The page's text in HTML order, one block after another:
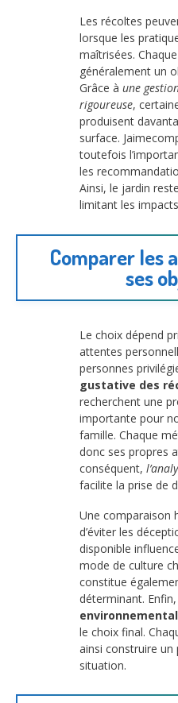
Les récoltes
lorsque les
maîtrisées.
généralement un
Grâce à une
rigoureuse,
produisent
surface.
toutefois
les
Ainsi, le jardin
limitant les
Comparer les
ses
Le choix dépend
attentes
personnes
gustative des
recherchent une
importante pour
famille. Chaque
donc ses propres
conséquent,
facilite la prise de
Une comparaison
d’éviter les
disponible
mode de culture
constitue
déterminant. Enfin,
le choix final.
ainsi construire
situation.